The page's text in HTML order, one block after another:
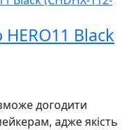
Black
догодити
адже якість